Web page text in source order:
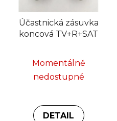
Účastnická zásuvka
koncová TV+R+SAT
Momentálně
nedostupné
DETAIL